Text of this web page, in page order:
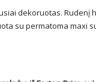
dekoruotas.
su permatoma maxi